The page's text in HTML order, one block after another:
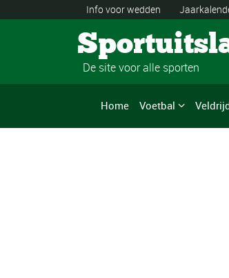
Info voor wedden
De site voor alle sporten
Home Voetbal